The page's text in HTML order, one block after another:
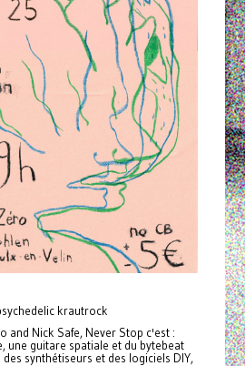
krautrock
and Nick Safe, Never Stop c'est :
une guitare spatiale et du bytebeat
synthétiseurs et des logiciels DIY,